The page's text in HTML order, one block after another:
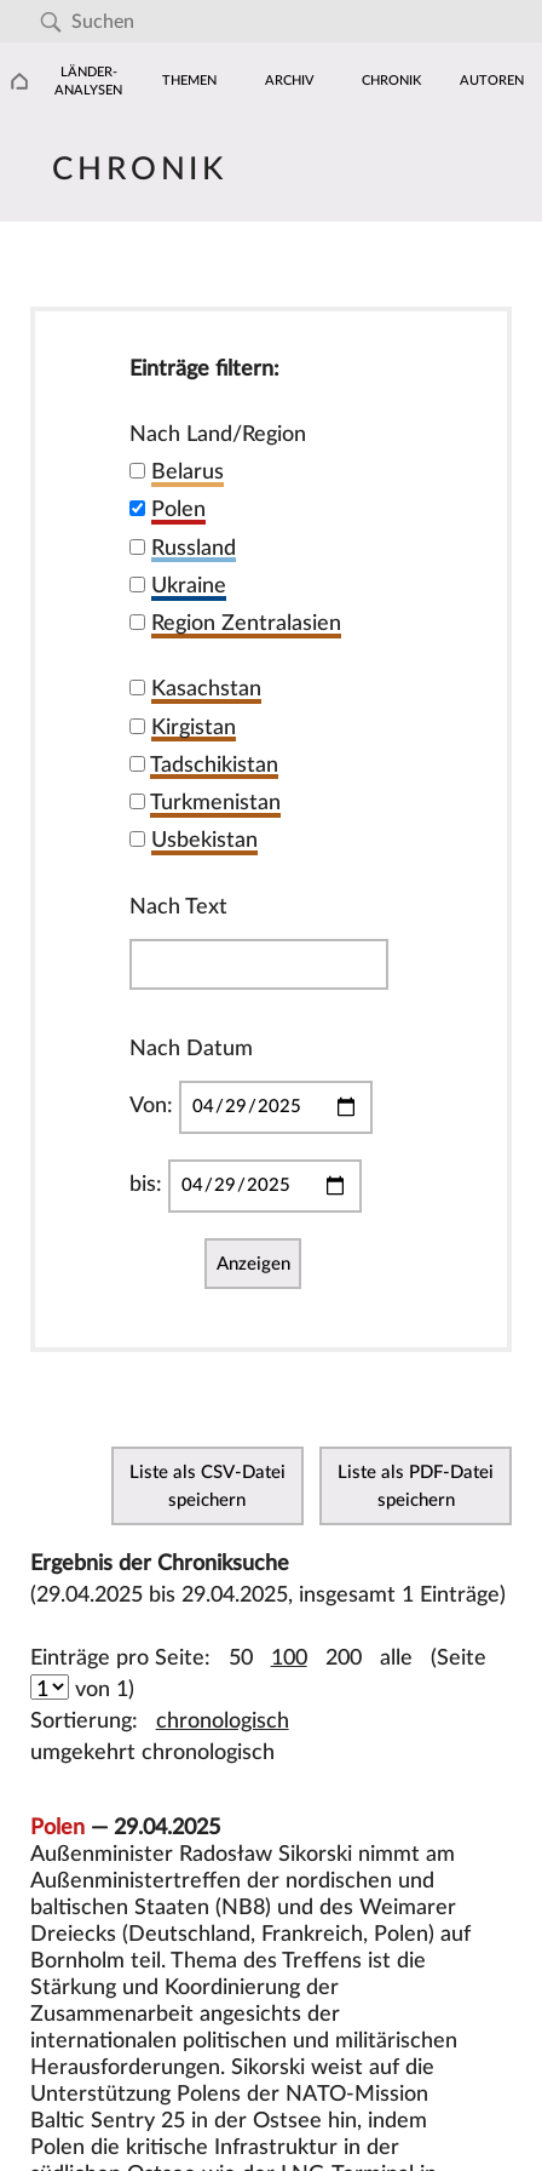
LÄNDER-
ANALYSEN
THEMEN ARCHIV CHRONIK AUTOREN
CHRONIK
Einträge filtern:
Nach Land/Region
Belarus
Polen
Russland
Ukraine
Region Zentralasien
Kasachstan
Kirgistan
Tadschikistan
Turkmenistan
Usbekistan
Nach Text
Nach Datum
Von:
bis:
Anzeigen
Liste als CSV-Datei
speichern
Liste als PDF-Datei
speichern
Ergebnis der Chroniksuche
(29.04.2025 bis 29.04.2025, insgesamt 1 Einträge)
Einträge pro Seite: 50 100 200 alle (Seite
von 1)
Sortierung: chronologisch
umgekehrt chronologisch
Polen— 29.04.2025
Außenminister Radosław Sikorski nimmt am
Außenministertreffen der nordischen und
baltischen Staaten (NB8) und des Weimarer
Dreiecks (Deutschland, Frankreich, Polen) auf
Bornholm teil. Thema des Treffens ist die
Stärkung und Koordinierung der
Zusammenarbeit angesichts der
internationalen politischen und militärischen
Herausforderungen. Sikorski weist auf die
Unterstützung Polens der NATO-Mission
Baltic Sentry 25 in der Ostsee hin, indem
Polen die kritische Infrastruktur in der